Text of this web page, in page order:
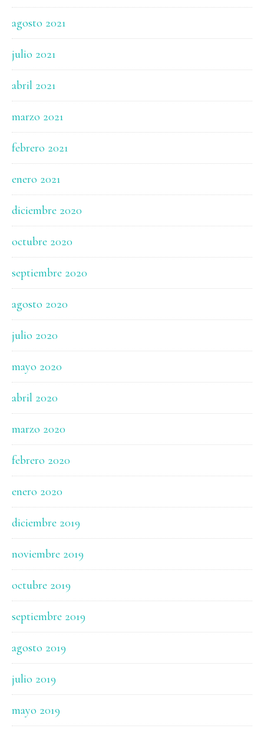
agosto 2021
julio 2021
abril 2021
marzo 2021
febrero 2021
enero 2021
diciembre 2020
octubre 2020
septiembre 2020
agosto 2020
julio 2020
mayo 2020
abril 2020
marzo 2020
febrero 2020
enero 2020
diciembre 2019
noviembre 2019
octubre 2019
septiembre 2019
agosto 2019
julio 2019
mayo 2019